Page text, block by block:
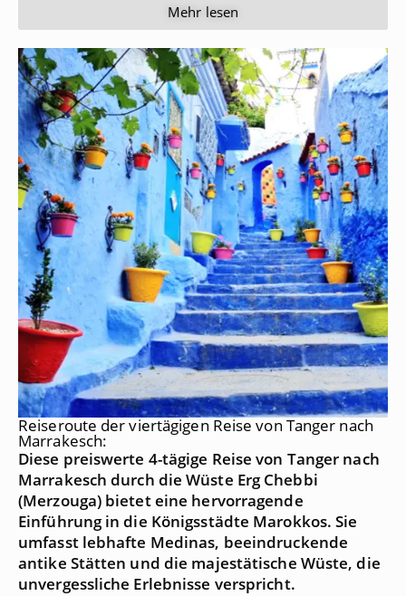
Mehr lesen
Reiseroute der viertägigen Reise von Tanger nach
Marrakesch:
Diese preiswerte 4-tägige Reise von Tanger nach
Marrakesch durch die Wüste Erg Chebbi
(Merzouga) bietet eine hervorragende
Einführung in die Königsstädte Marokkos. Sie
umfasst lebhafte Medinas, beeindruckende
antike Stätten und die majestätische Wüste, die
unvergessliche Erlebnisse verspricht.